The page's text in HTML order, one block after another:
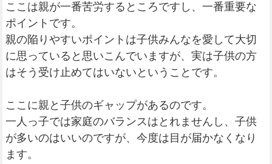
ここは親が一番苦労するところですし、一番重要な
ポイントです。
親の陥りやすいポイントは子供みんなを愛して大切
に思っていると思いこんでいますが、実は子供の方
はそう受け止めてはいないということです。
ここに親と子供のギャップがあるのです。
一人っ子では家庭のバランスはとれませんし、子供
が多いのはいいのですが、今度は目が届かなくなり
ます。